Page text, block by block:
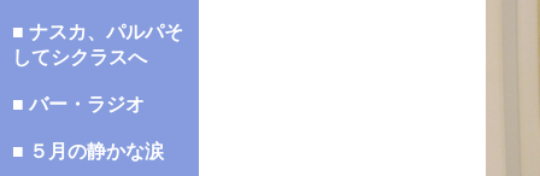
■ ナスカ、パルパそ
してシクラスへ
■ バー・ラジオ
■ ５月の静かな涙